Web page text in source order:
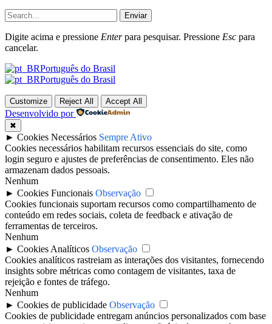
Enviar
Digite acima e pressione Enterpara pesquisar. Pressione Esc para
cancelar.
Português do Brasil
Português do Brasil
Customize Reject All Accept All
Desenvolvido por
✖
► Cookies Necessários Sempre Ativo
Cookies necessários habilitam recursos essenciais do site, como
login seguro e ajustes de preferências de consentimento. Eles não
armazenam dados pessoais.
Nenhum
► Cookies Funcionais Observação
Cookies funcionais suportam recursos como compartilhamento de
conteúdo em redes sociais, coleta de feedback e ativação de
ferramentas de terceiros.
Nenhum
► Cookies Analíticos Observação
Cookies analíticos rastreiam as interações dos visitantes, fornecendo
insights sobre métricas como contagem de visitantes, taxa de
rejeição e fontes de tráfego.
Nenhum
► Cookies de publicidade Observação
Cookies de publicidade entregam anúncios personalizados com base